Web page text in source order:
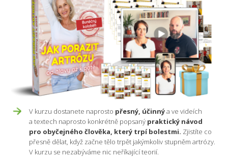
V kurzu dostanete naprosto přesný, účinnýa ve videích
a textech naprosto konkrétně popsaný praktický návod
pro obyčejného člověka, který trpí bolestmi. Zjistíte co
přesně dělat, když začne tělo trpět jakýmkoliv stupněm artrózy.
V kurzu se nezabýváme nic neříkající teorií.